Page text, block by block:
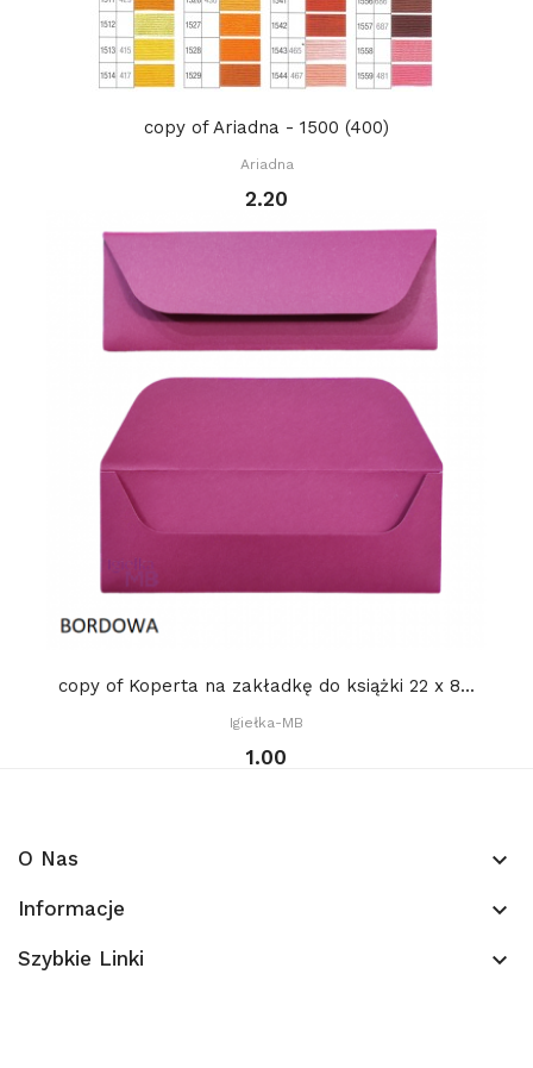
copy of Ariadna - 1500 (400)
Ariadna
2.20
copy of Koperta na zakładkę do książki 22 x 8...
Igiełka-MB
1.00
O Nas keyboard_arrow_down
Informacje keyboard_arrow_down
Szybkie Linki keyboard_arrow_down